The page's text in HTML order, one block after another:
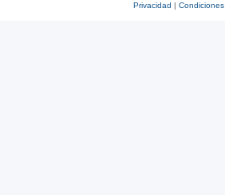
Privacidad | Condiciones